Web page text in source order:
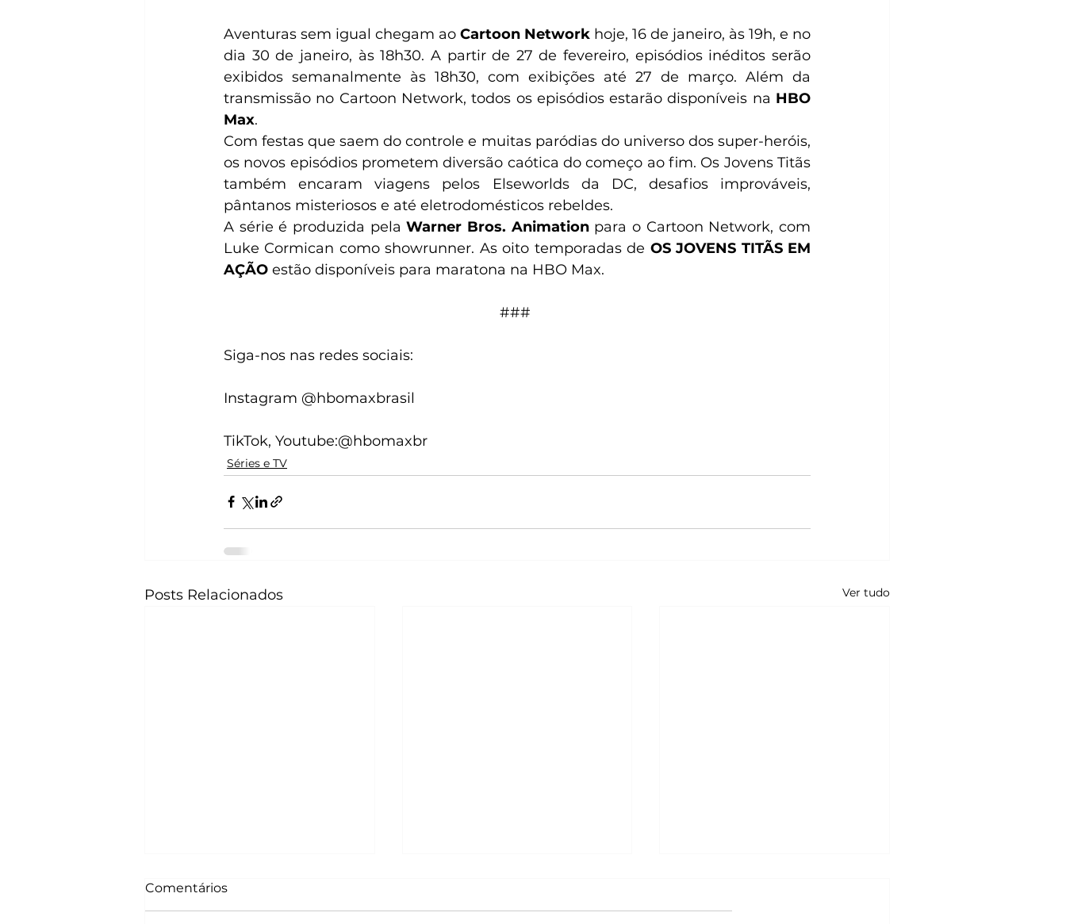
Aventuras sem igual chegam ao Cartoon Network hoje, 16 de janeiro, às 19h, e no
dia 30 de janeiro, às 18h30. A partir de 27 de fevereiro, episódios inéditos serão
exibidos semanalmente às 18h30, com exibições até 27 de março. Além da
transmissão no Cartoon Network, todos os episódios estarão disponíveis na HBO
Max.
Com festas que saem do controle e muitas paródias do universo dos super-heróis,
os novos episódios prometem diversão caótica do começo ao fim. Os Jovens Titãs
também encaram viagens pelos Elseworlds da DC, desafios improváveis,
pântanos misteriosos e até eletrodomésticos rebeldes.
A série é produzida pela Warner Bros. Animation para o Cartoon Network, com
Luke Cormican como showrunner. As oito temporadas de OS JOVENS TITÃS EM
AÇÃO estão disponíveis para maratona na HBO Max.
###
Siga-nos nas redes sociais:
Instagram @hbomaxbrasil
TikTok, Youtube:@hbomaxbr
Séries e TV
Posts Relacionados Ver tudo
Comentários